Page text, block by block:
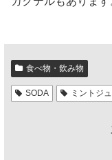
食べ物・飲み物
SODA ミントジ